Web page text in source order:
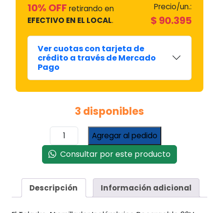
10% OFF retirando en
EFECTIVO EN EL LOCAL.
Precio/un.:
$ 90.395
Ver cuotas con tarjeta de
crédito a través de Mercado
Pago
3 disponibles
Taladro
Atornillador
Inalambrico
Recargable
Versa
Max
Agregar al pedido
Consultar por este producto
Descripción Información adicional